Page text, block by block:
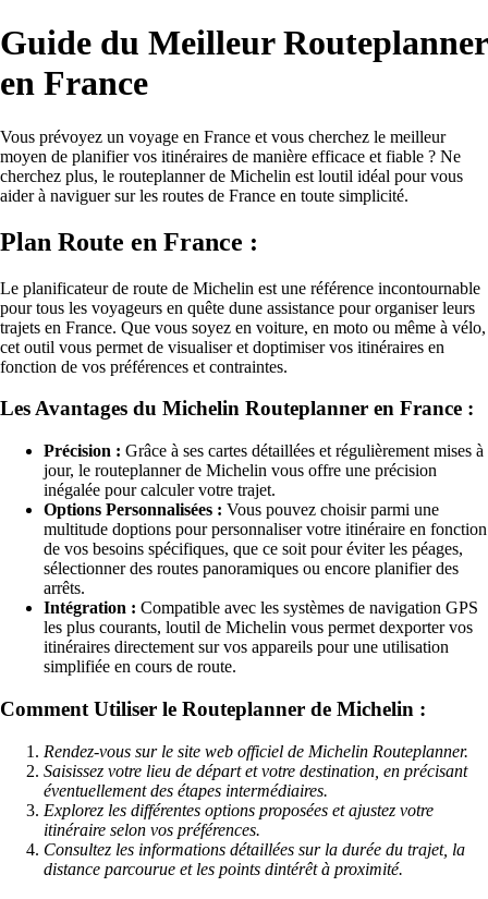
Guide du Meilleur Routeplanner
en France
Vous prévoyez un voyage en France et vous cherchez le meilleur
moyen de planifier vos itinéraires de manière efficace et fiable ? Ne
cherchez plus, le routeplanner de Michelin est loutil idéal pour vous
aider à naviguer sur les routes de France en toute simplicité.
Plan Route en France :
Le planificateur de route de Michelin est une référence incontournable
pour tous les voyageurs en quête dune assistance pour organiser leurs
trajets en France. Que vous soyez en voiture, en moto ou même à vélo,
cet outil vous permet de visualiser et doptimiser vos itinéraires en
fonction de vos préférences et contraintes.
Les Avantages du Michelin Routeplanner en France :
Précision : Grâce à ses cartes détaillées et régulièrement mises à
jour, le routeplanner de Michelin vous offre une précision
inégalée pour calculer votre trajet.
Options Personnalisées : Vous pouvez choisir parmi une
multitude doptions pour personnaliser votre itinéraire en fonction
de vos besoins spécifiques, que ce soit pour éviter les péages,
sélectionner des routes panoramiques ou encore planifier des
arrêts.
Intégration : Compatible avec les systèmes de navigation GPS
les plus courants, loutil de Michelin vous permet dexporter vos
itinéraires directement sur vos appareils pour une utilisation
simplifiée en cours de route.
Comment Utiliser le Routeplanner de Michelin :
Rendez-vous sur le site web officiel de Michelin Routeplanner.
Saisissez votre lieu de départ et votre destination, en précisant
éventuellement des étapes intermédiaires.
Explorez les différentes options proposées et ajustez votre
itinéraire selon vos préférences.
Consultez les informations détaillées sur la durée du trajet, la
distance parcourue et les points dintérêt à proximité.